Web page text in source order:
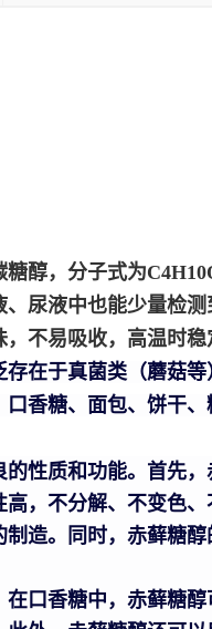
糖醇，分子式为C4H10
尿液中也能少量检
不易吸收，高温时
在于真菌类（蘑菇
香糖、面包、饼干
性质和功能。首先
，不分解、不变色
造。同时，赤藓糖
口香糖中，赤藓糖